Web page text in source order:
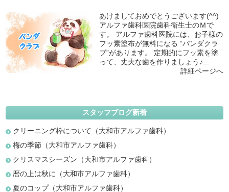
あけましておめでとうございます(^^)
アルファ歯科医院歯科衛生士のＭで
す。 アルファ歯科医院には、お子様の
フッ素塗布が無料になる “パンダクラ
ブ”があります。 定期的にフッ素を塗
って、丈夫な歯を作りましょう♪...
詳細ページへ
スタッフブログ新着
クリーニング枠について（大和市アルファ歯科）
梅の季節（大和市アルファ歯科）
クリスマスシーズン（大和市アルファ歯科）
暦の上は秋に（大和市アルファ歯科）
夏のコップ（大和市アルファ歯科）